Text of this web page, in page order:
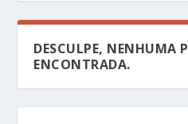
DESCULPE, NENHUMA
ENCONTRADA.